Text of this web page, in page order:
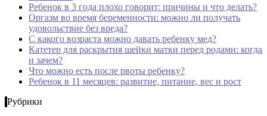
Ребенок в 3 года плохо говорит: причины и что делать?
Оргазм во время беременности: можно ли получать
удовольствие без вреда?
С какого возраста можно давать ребенку мед?
Катетер для раскрытия шейки матки перед родами: когда
и зачем?
Что можно есть после рвоты ребенку?
Ребенок в 11 месяцев: развитие, питание, вес и рост
Рубрики